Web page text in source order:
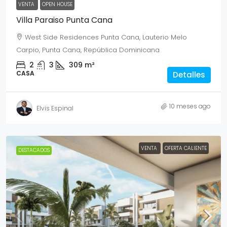
VENTA OPEN HOUSE
Villa Paraiso Punta Cana
West Side Residences Punta Cana, Lauterio Melo
Carpio, Punta Cana, República Dominicana
2 3 309 m²
CASA Detalles
Elvis Espinal 10 meses ago
DESTACADOS VENTA OFERTA CALIENTE